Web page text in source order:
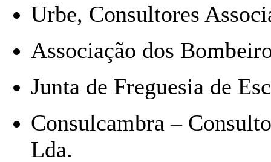
Urbe, Consultores
Associação dos
Junta de Freguesia de
Consulcambra –
Lda.